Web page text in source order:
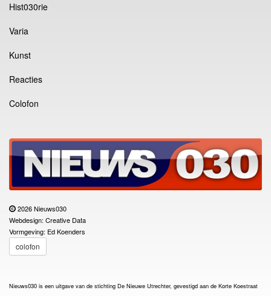
Hist030rie
Varia
Kunst
Reacties
Colofon
2026 Nieuws030
Webdesign: Creative Data
Vormgeving: Ed Koenders
colofon
Nieuws030 is een uitgave van de stichting De Nieuwe Utrechter, gevestigd aan de Korte Koestraat